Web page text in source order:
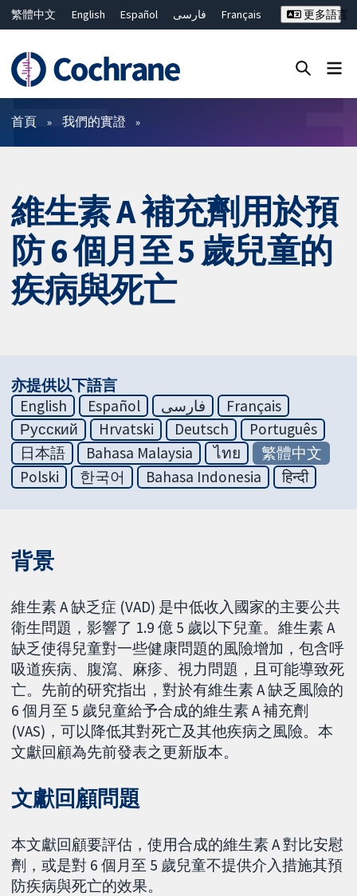
繁體中文 English Español فارسی
Français
ไทย
简体中文
更多語言
篩選條件
首頁 我們的實證
維生素 A 補充劑用於預
防 6 個月至 5 歲兒童的
疾病與死亡
亦提供以下語言
English
Español فارسی
Français
Русский
Hrvatski Deutsch
Português
日本語
Bahasa Malaysia ไทย
繁體中文
Polski
한국어 Bahasa Indonesia हिन्दी
背景
維生素 A 缺乏症 (VAD) 是中低收入國家的主要公共
衛生問題，影響了 1.9 億 5 歲以下兒童。維生素 A
缺乏使得兒童對一些健康問題的風險增加，包含呼
吸道疾病、腹瀉、麻疹、視力問題，且可能導致死
亡。先前的研究指出，對於有維生素 A 缺乏風險的
6 個月至 5 歲兒童給予合成的維生素 A 補充劑
(VAS)，可以降低其對死亡及其他疾病之風險。本
文獻回顧為先前發表之更新版本。
文獻回顧問題
本文獻回顧要評估，使用合成的維生素 A 對比安慰
劑，或是對 6 個月至 5 歲兒童不提供介入措施其預
防疾病與死亡的效果。